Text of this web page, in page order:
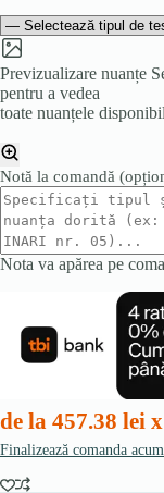
Previzualizare nuanțe
pentru a vedea
toate nuanțele
Notă la comandă
Nota va apărea pe
de la 457.38 lei
Finalizează comanda